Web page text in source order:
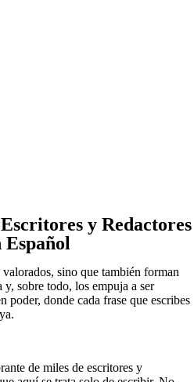
y Redactores
Español
sino que también forman
sobre todo, los empuja a ser
poder, donde cada frase que escribes
de miles de escritores y